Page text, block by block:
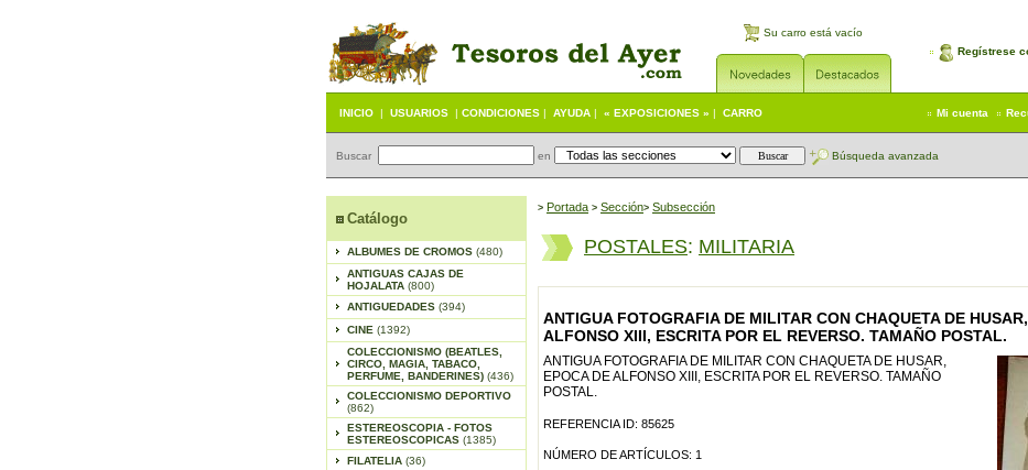
Su carro está vacío
Regístrese
INICIO | USUARIOS | CONDICIONES | AYUDA | « EXPOSICIONES » | CARRO Mi cuenta
Buscar en Búsqueda avanzada
Catálogo
ALBUMES DE CROMOS (480)
ANTIGUAS CAJAS DE
HOJALATA (800)
ANTIGUEDADES (394)
CINE (1392)
COLECCIONISMO (BEATLES,
CIRCO, MAGIA, TABACO,
PERFUME, BANDERINES) (436)
COLECCIONISMO DEPORTIVO
(862)
ESTEREOSCOPIA - FOTOS
ESTEREOSCOPICAS (1385)
FILATELIA (36)
> Portada > Sección> Subsección
POSTALES: MILITARIA
ANTIGUA FOTOGRAFIA DE MILITAR CON CHAQUETA DE
ALFONSO XIII, ESCRITA POR EL REVERSO. TAMAÑO POSTAL.
ANTIGUA FOTOGRAFIA DE MILITAR CON CHAQUETA DE HUSAR,
EPOCA DE ALFONSO XIII, ESCRITA POR EL REVERSO. TAMAÑO
POSTAL.
REFERENCIA ID: 85625
NÚMERO DE ARTÍCULOS: 1